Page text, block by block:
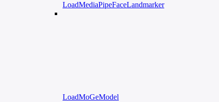
LoadMediaPipeFaceLandmarker
LoadMoGeModel